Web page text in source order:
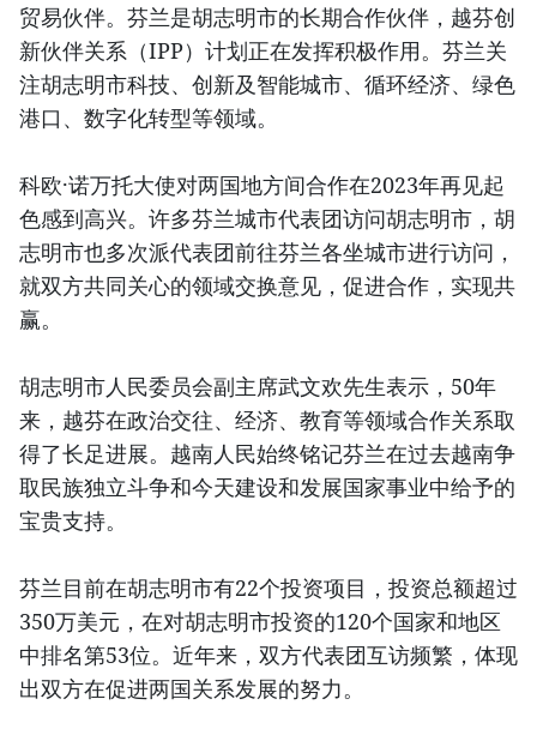
贸易伙伴。芬兰是胡志明市的长期合作伙伴，越芬创
新伙伴关系（IPP）计划正在发挥积极作用。芬兰关
注胡志明市科技、创新及智能城市、循环经济、绿色
港口、数字化转型等领域。
科欧·诺万托大使对两国地方间合作在2023年再见起
色感到高兴。许多芬兰城市代表团访问胡志明市，胡
志明市也多次派代表团前往芬兰各坐城市进行访问，
就双方共同关心的领域交换意见，促进合作，实现共
赢。
胡志明市人民委员会副主席武文欢先生表示，50年
来，越芬在政治交往、经济、教育等领域合作关系取
得了长足进展。越南人民始终铭记芬兰在过去越南争
取民族独立斗争和今天建设和发展国家事业中给予的
宝贵支持。
芬兰目前在胡志明市有22个投资项目，投资总额超过
350万美元，在对胡志明市投资的120个国家和地区
中排名第53位。近年来，双方代表团互访频繁，体现
出双方在促进两国关系发展的努力。